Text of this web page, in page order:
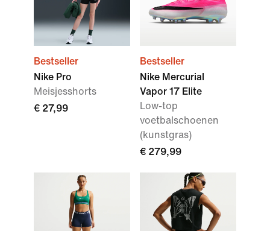
Bestseller
Nike Pro
Meisjesshorts
€ 27,99
Bestseller
Nike Mercurial
Vapor 17 Elite
Low-top
voetbalschoenen
(kunstgras)
€ 279,99